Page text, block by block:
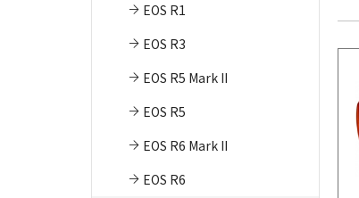
EOS R1
EOS R3
EOS R5 Mark II
EOS R5
EOS R6 Mark II
EOS R6